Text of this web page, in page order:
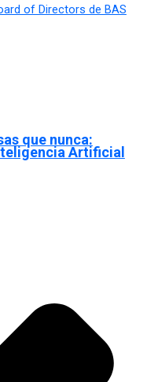
que nunca:
Artificial